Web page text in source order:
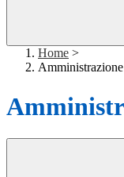
Home >